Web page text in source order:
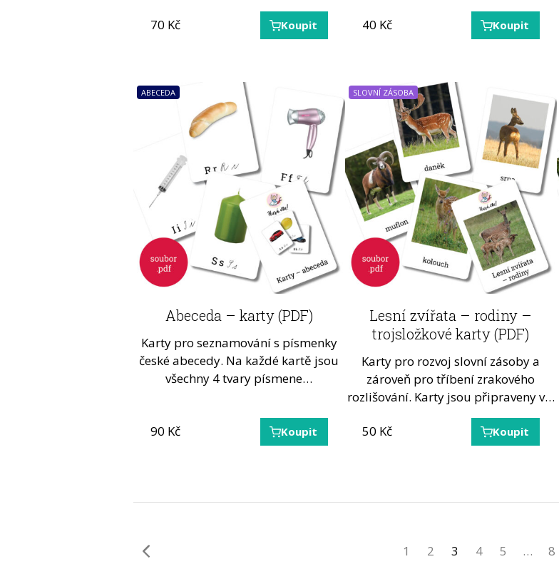
70 Kč Koupit 40 Kč Koupit
ABECEDA
Abeceda – karty (PDF)
Karty pro seznamování s písmenky
české abecedy. Na každé kartě jsou
všechny 4 tvary písmene…
90 Kč Koupit
SLOVNÍ ZÁSOBA
Lesní zvířata – rodiny –
trojsložkové karty (PDF)
Karty pro rozvoj slovní zásoby a
zároveň pro tříbení zrakového
rozlišování. Karty jsou připraveny v…
50 Kč Koupit
1 2 3 4 5 … 8